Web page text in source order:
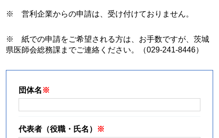
※ 営利企業からの申請は、受け付けておりません。
※ 紙での申請をご希望される方は、お手数ですが、茨城
県医師会総務課までご連絡ください。（029-241-8446）
団体名
代表者（役職・氏名）